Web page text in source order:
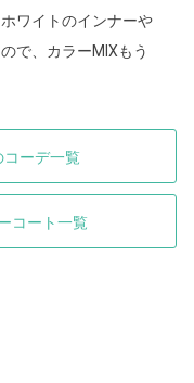
ワイトのインナーや
で、カラーMIXもう
コーデ一覧
コート一覧